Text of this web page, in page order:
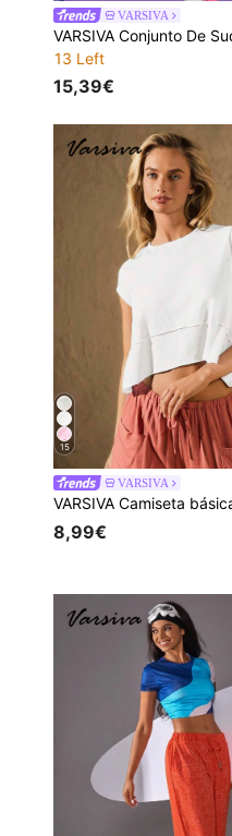
VARSIVA
13 Left
15,39€
15
VARSIVA
8,99€